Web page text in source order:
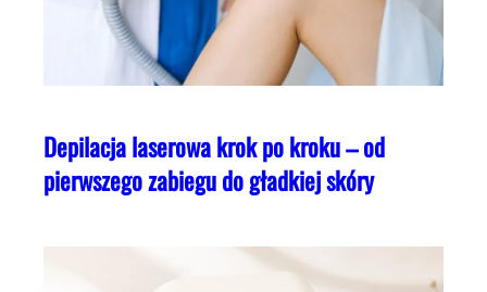
Depilacja laserowa krok po kroku – od
pierwszego zabiegu do gładkiej skóry